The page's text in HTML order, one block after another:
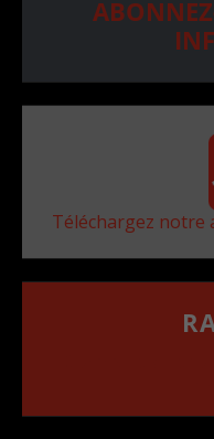
Téléchargez notre